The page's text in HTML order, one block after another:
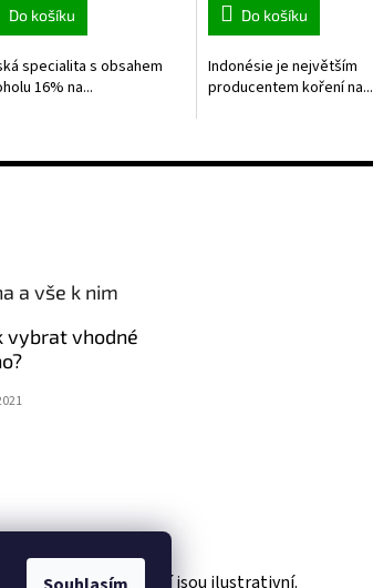
Do košíku
specialita s obsahem
16% na...
Do košíku
Indonésie je největším
producentem koření na...
a vše k nim
vybrat vhodné
produktů a zboží jsou ilustrativní.